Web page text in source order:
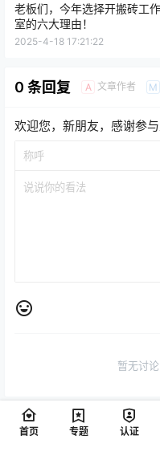
老板们，今年选择开搬砖工作
室的六大理由！
2025-4-18 17:21:22
0 条回复 A 文章作者 M
欢迎您，新朋友，感谢参与
暂无讨
Copyright
首页 专题 认证